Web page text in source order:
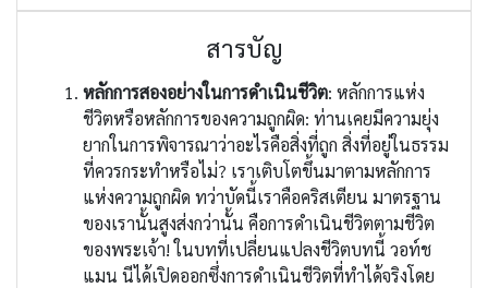
สารบัญ
หลักการสองอย่างในการดำเนินชีวิต: หลักการแห่ง
ชีวิตหรือหลักการของความถูกผิด: ท่านเคยมีความยุ่ง
ยากในการพิจารณาว่าอะไรคือสิ่งที่ถูก สิ่งที่อยู่ในธรรม
ที่ควรกระทำหรือไม่? เราเติบโตขึ้นมาตามหลักการ
แห่งความถูกผิด ทว่าบัดนี้เราคือคริสเตียน มาตรฐาน
ของเรานั้นสูงส่งกว่านั้น คือการดำเนินชีวิตตามชีวิต
ของพระเจ้า! ในบทที่เปลี่ยนแปลงชีวิตบทนี้ วอท์ช
แมน นีได้เปิดออกซึ่งการดำเนินชีวิตที่ทำได้จริงโดย